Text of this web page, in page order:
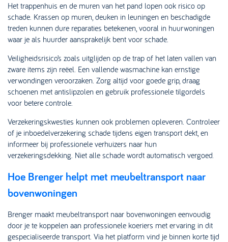
Het trappenhuis en de muren van het pand lopen ook risico op
schade. Krassen op muren, deuken in leuningen en beschadigde
treden kunnen dure reparaties betekenen, vooral in huurwoningen
waar je als huurder aansprakelijk bent voor schade.
Veiligheidsrisico’s zoals uitglijden op de trap of het laten vallen van
zware items zijn reëel. Een vallende wasmachine kan ernstige
verwondingen veroorzaken. Zorg altijd voor goede grip, draag
schoenen met antislipzolen en gebruik professionele tilgordels
voor betere controle.
Verzekeringskwesties kunnen ook problemen opleveren. Controleer
of je inboedelverzekering schade tijdens eigen transport dekt, en
informeer bij professionele verhuizers naar hun
verzekeringsdekking. Niet alle schade wordt automatisch vergoed.
Hoe Brenger helpt met meubeltransport naar
bovenwoningen
Brenger maakt meubeltransport naar bovenwoningen eenvoudig
door je te koppelen aan professionele koeriers met ervaring in dit
gespecialiseerde transport. Via het platform vind je binnen korte tijd